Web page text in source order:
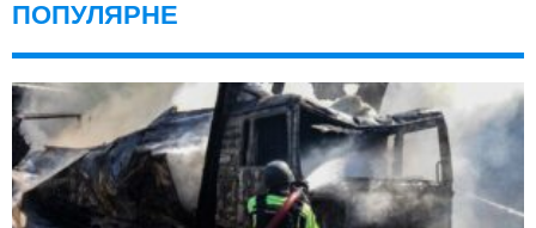
ПОПУЛЯРНЕ